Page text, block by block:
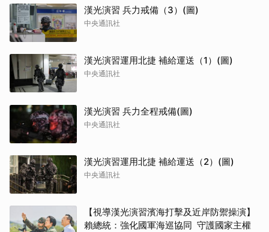
漢光演習 兵力戒備（3）(圖)
中央通訊社
漢光演習運用北捷 補給運送（1）(圖)
中央通訊社
漢光演習 兵力全程戒備(圖)
中央通訊社
漢光演習運用北捷 補給運送（2）(圖)
中央通訊社
【視導漢光演習濱海打擊及近岸防禦操演】
賴總統：強化國軍海巡協同 守護國家主權